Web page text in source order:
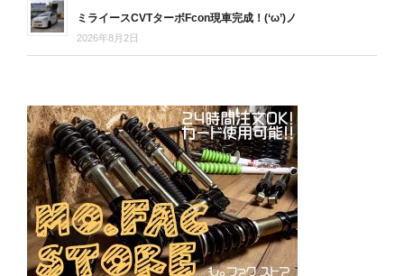
ミライースCVTターボFcon現車完成！(‘ω’)ノ
2026年8月2日